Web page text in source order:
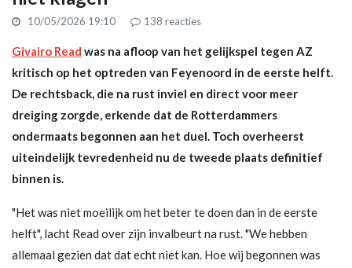
10/05/2026 19:10 138 reacties
Givairo Read was na afloop van het gelijkspel tegen AZ
kritisch op het optreden van Feyenoord in de eerste helft.
De rechtsback, die na rust inviel en direct voor meer
dreiging zorgde, erkende dat de Rotterdammers
ondermaats begonnen aan het duel. Toch overheerst
uiteindelijk tevredenheid nu de tweede plaats definitief
binnen is.
"Het was niet moeilijk om het beter te doen dan in de eerste
helft", lacht Read over zijn invalbeurt na rust. "We hebben
allemaal gezien dat dat echt niet kan. Hoe wij begonnen was